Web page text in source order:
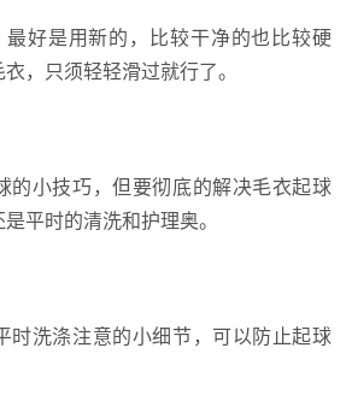
好是用新的，比较干净的也比较硬
，只须轻轻滑过就行了。
的小技巧，但要彻底的解决毛衣起球
平时的清洗和护理奥。
时洗涤注意的小细节，可以防止起球